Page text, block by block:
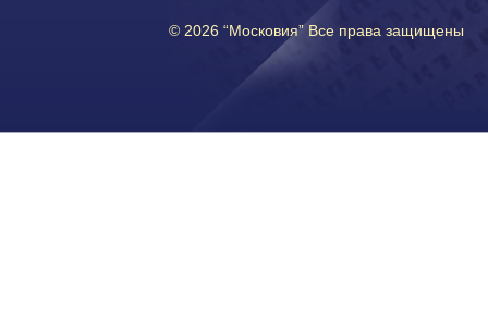
© 2026 “Московия” Все права защищены